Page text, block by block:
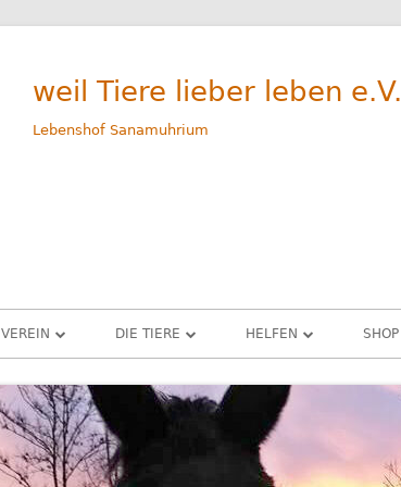
weil Tiere lieber leben e.V.
Lebenshof Sanamuhrium
VEREIN
DAS TEAM
SATZUNG
DIE TIERE HELFEN
PATENSCHAFTEN
SACHSPENDEN
SHOP